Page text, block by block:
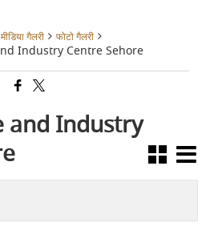
मीडिया गैलरी फोटो गैलरी
Industry Centre Sehore
and Industry